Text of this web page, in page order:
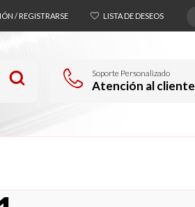
/ REGISTRARSE LISTA DE DESEOS
Soporte Personalizado
Atención al cliente